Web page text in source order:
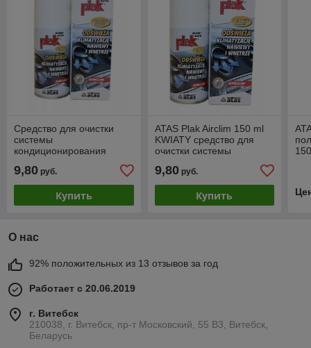
Средство для очистки
системы
кондиционирования
воздуха ATAS Plak Airclim
mieta (мята),150 ml
9,80 руб.
Купить
ATAS Plak Airclim 150 ml
KWIATY cредство для
очистки системы
воздуха KWIATY
ORIENTU -
9,80руб.
Купить
О нас
92% положительных из 13 отзывов за год
Работает с 20.06.2019
г. Витебск
210038, г. Витебск, пр-т Московский, 55 B3, Витебск,
Беларусь